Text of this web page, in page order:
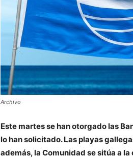
Archivo
Este martes se han otorgado las
lo han solicitado. Las playas
además, la Comunidad se sitúa a